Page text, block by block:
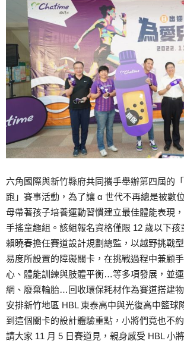
六角國際與新竹縣府共同攜手舉辦第四屆的
跑」賽事活動，為了讓 α 世代不再總是被數
母帶著孩子培養運動習慣建立最佳體能表現
手搖童趣組。該組報名資格僅限 12 歲以下孩
賴曉春擔任賽道設計規劃總監，以越野挑戰
易度所設置的障礙關卡，在挑戰過程中兼顧
心、體能訓練與肢體平衡…等多項發展，並
網、廢棄輪胎…回收環保耗材作為賽道搭建
安排新竹地區 HBL 東泰高中與光復高中籃球
到這個關卡的設計體驗重點，小將們竟也不
請大家 11 月 5 日賽道見，親身感受 HBL 小